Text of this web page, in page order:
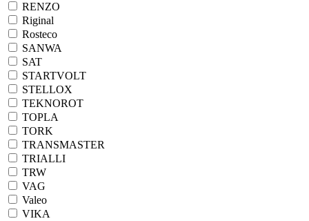
RENZO
Riginal
Rosteco
SANWA
SAT
STARTVOLT
STELLOX
TEKNOROT
TOPLA
TORK
TRANSMASTER
TRIALLI
TRW
VAG
Valeo
VIKA